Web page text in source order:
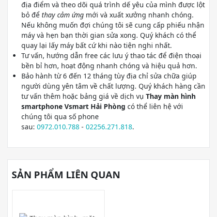
địa điểm và theo dõi quá trình dế yêu của mình được lột
bỏ để thay cảm ứng mới và xuất xưởng nhanh chóng.
Nếu không muốn đợi chúng tôi sẽ cung cấp phiếu nhận
máy và hẹn bạn thời gian sửa xong. Quý khách có thể
quay lại lấy máy bất cứ khi nào tiện nghi nhất.
Tư vấn, hướng dẫn free các lưu ý thao tác để điện thoại
bền bỉ hơn, hoạt động nhanh chóng và hiệu quả hơn.
Bảo hành từ 6 đến 12 tháng tùy địa chỉ sửa chữa giúp
người dùng yên tâm về chất lượng. Quý khách hàng cần
tư vấn thêm hoặc bảng giá về dịch vụ Thay màn hình
smartphone Vsmart Hải Phòng có thể liên hệ với
chúng tôi qua số phone
sau: 0972.010.788 - 02256.271.818.
SẢN PHẨM LIÊN QUAN